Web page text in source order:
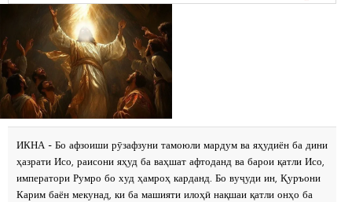
ИКНА - Бо афзоиши рӯзафзуни тамоюли мардум ва яҳудиён ба дини
ҳазрати Исо, раисони яҳуд ба ваҳшат афтоданд ва барои қатли Исо,
императори Румро бо худ ҳамроҳ карданд. Бо вуҷуди ин, Қуръони
Карим баён мекунад, ки ба машияти илоҳӣ нақшаи қатли онҳо ба